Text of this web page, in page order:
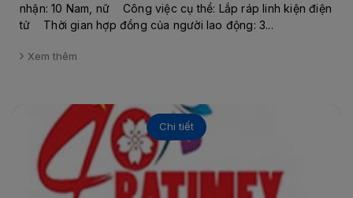
nhận: 10 Nam, nữ Công việc cụ thể: Lắp ráp linh kiện điện
tử Thời gian hợp đồng của người lao động: 3...
Xem thêm
Chi tiết